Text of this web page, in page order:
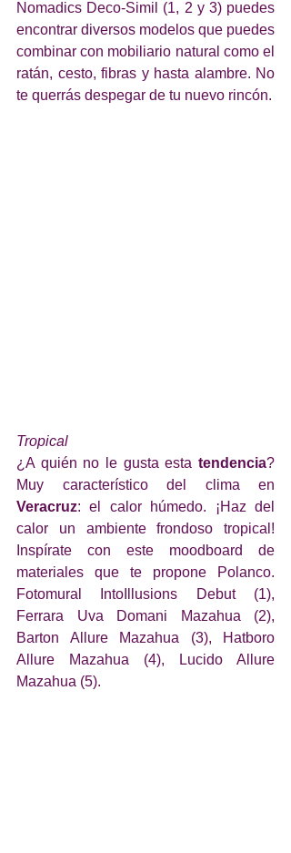
Nomadics Deco-Simil (1, 2 y 3) puedes
encontrar diversos modelos que puedes
combinar con mobiliario natural como el
ratán, cesto, fibras y hasta alambre. No
Tropical
¿A quién no le gusta esta tendencia?
Veracruz: el calor húmedo. ¡Haz del
calor un ambiente frondoso tropical!
Inspírate con este moodboard de
materiales que te propone Polanco.
Fotomural IntoIllusions Debut (1),
Ferrara Uva Domani Mazahua (2),
Barton Allure Mazahua (3), Hatboro
Allure Mazahua (4), Lucido Allure
Mazahua (5).